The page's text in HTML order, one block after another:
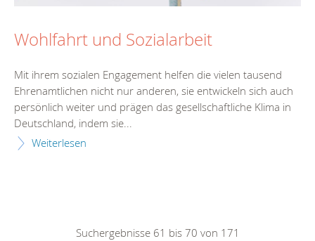
Wohlfahrt und Sozialarbeit
Mit ihrem sozialen Engagement helfen die vielen tausend
Ehrenamtlichen nicht nur anderen, sie entwickeln sich auch
persönlich weiter und prägen das gesellschaftliche Klima in
Deutschland, indem sie...
Weiterlesen
Suchergebnisse 61 bis 70 von 171